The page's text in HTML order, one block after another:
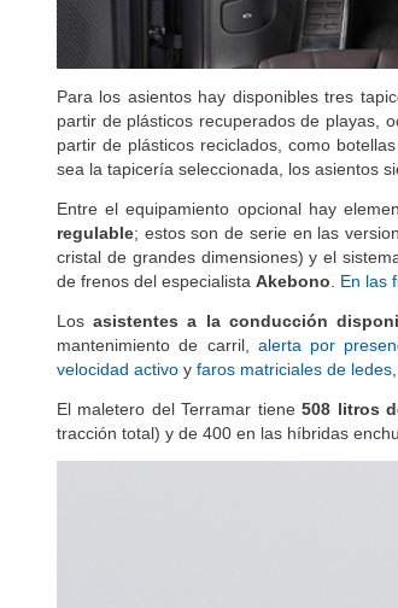
Para los asientos hay disponibles tres
partir de plásticos recuperados de playas,
partir de plásticos reciclados, como
Entre el equipamiento opcional hay
regulable ; estos son de serie en las
cristal de grandes dimensiones) y el
Losasistentes a la conducción
mantenimiento de carril,alerta por
El maletero del Terramar tiene508 litros